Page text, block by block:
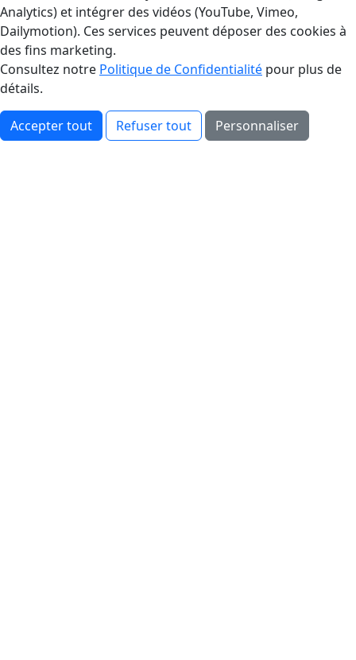
Analytics) et intégrer des vidéos (YouTube, Vimeo,
Dailymotion). Ces services peuvent déposer des cookies à
des fins marketing.
Consultez notre Politique de Confidentialité pour plus de
détails.
Accepter tout Refuser tout Personnaliser